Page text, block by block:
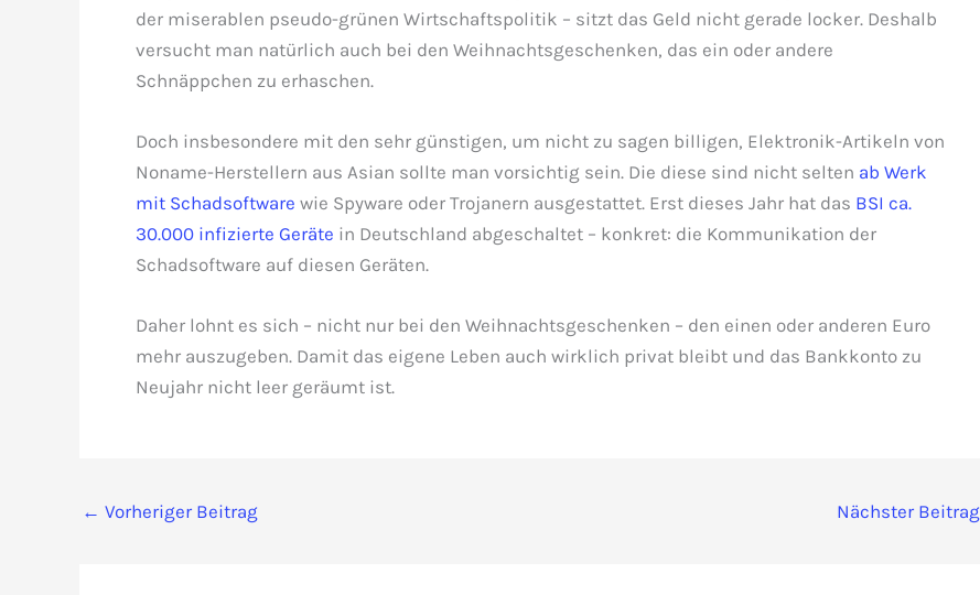
der miserablen pseudo-grünen Wirtschaftspolitik – sitzt das Geld nicht gerade locker. Deshalb
versucht man natürlich auch bei den Weihnachtsgeschenken, das ein oder andere
Schnäppchen zu erhaschen.
Doch insbesondere mit den sehr günstigen, um nicht zu sagen billigen, Elektronik-Artikeln von
Noname-Herstellern aus Asian sollte man vorsichtig sein. Die diese sind nicht selten ab Werk
mit Schadsoftware wie Spyware oder Trojanern ausgestattet. Erst dieses Jahr hat das BSI ca.
30.000 infizierte Geräte in Deutschland abgeschaltet – konkret: die Kommunikation der
Schadsoftware auf diesen Geräten.
Daher lohnt es sich – nicht nur bei den Weihnachtsgeschenken – den einen oder anderen Euro
mehr auszugeben. Damit das eigene Leben auch wirklich privat bleibt und das Bankkonto zu
Neujahr nicht leer geräumt ist.
← Vorheriger Beitrag Nächster Beitrag